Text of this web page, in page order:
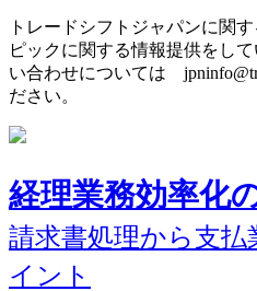
トレードシフトジャパンに関
ピックに関する情報提供をし
い合わせについては
ださい。
経理業務効率化
請求書処理から支
イント